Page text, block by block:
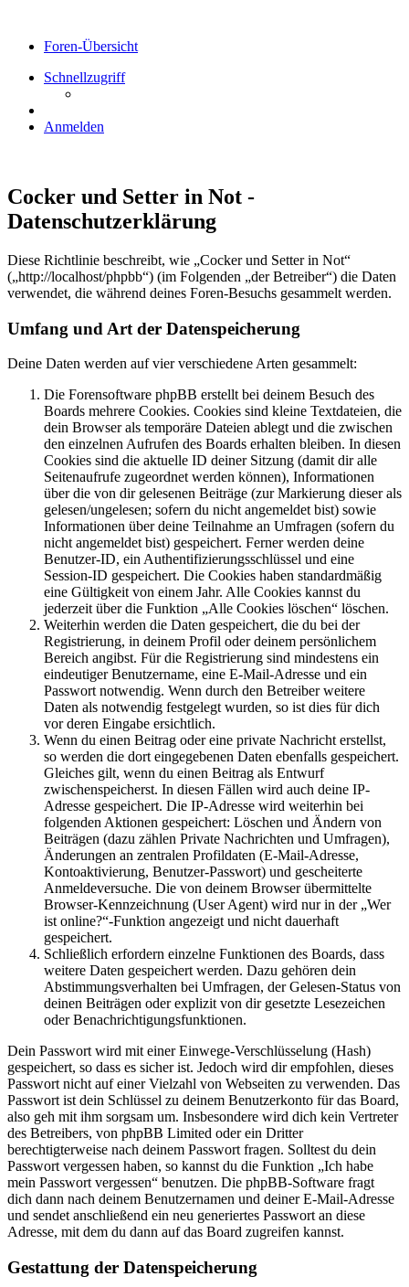
Foren-Übersicht
Schnellzugriff
Anmelden
Cocker und Setter in Not -
Datenschutzerklärung
Diese Richtlinie beschreibt, wie „Cocker und Setter in Not“
(„http://localhost/phpbb“) (im Folgenden „der Betreiber“) die Daten
verwendet, die während deines Foren-Besuchs gesammelt werden.
Umfang und Art der Datenspeicherung
Deine Daten werden auf vier verschiedene Arten gesammelt:
Die Forensoftware phpBB erstellt bei deinem Besuch des
Boards mehrere Cookies. Cookies sind kleine Textdateien, die
dein Browser als temporäre Dateien ablegt und die zwischen
den einzelnen Aufrufen des Boards erhalten bleiben. In diesen
Cookies sind die aktuelle ID deiner Sitzung (damit dir alle
Seitenaufrufe zugeordnet werden können), Informationen
über die von dir gelesenen Beiträge (zur Markierung dieser als
gelesen/ungelesen; sofern du nicht angemeldet bist) sowie
Informationen über deine Teilnahme an Umfragen (sofern du
nicht angemeldet bist) gespeichert. Ferner werden deine
Benutzer-ID, ein Authentifizierungsschlüssel und eine
Session-ID gespeichert. Die Cookies haben standardmäßig
eine Gültigkeit von einem Jahr. Alle Cookies kannst du
jederzeit über die Funktion „Alle Cookies löschen“ löschen.
Weiterhin werden die Daten gespeichert, die du bei der
Registrierung, in deinem Profil oder deinem persönlichem
Bereich angibst. Für die Registrierung sind mindestens ein
eindeutiger Benutzername, eine E-Mail-Adresse und ein
Passwort notwendig. Wenn durch den Betreiber weitere
Daten als notwendig festgelegt wurden, so ist dies für dich
vor deren Eingabe ersichtlich.
Wenn du einen Beitrag oder eine private Nachricht erstellst,
so werden die dort eingegebenen Daten ebenfalls gespeichert.
Gleiches gilt, wenn du einen Beitrag als Entwurf
zwischenspeicherst. In diesen Fällen wird auch deine IP-
Adresse gespeichert. Die IP-Adresse wird weiterhin bei
folgenden Aktionen gespeichert: Löschen und Ändern von
Beiträgen (dazu zählen Private Nachrichten und Umfragen),
Änderungen an zentralen Profildaten (E-Mail-Adresse,
Kontoaktivierung, Benutzer-Passwort) und gescheiterte
Anmeldeversuche. Die von deinem Browser übermittelte
Browser-Kennzeichnung (User Agent) wird nur in der „Wer
ist online?“-Funktion angezeigt und nicht dauerhaft
gespeichert.
Schließlich erfordern einzelne Funktionen des Boards, dass
weitere Daten gespeichert werden. Dazu gehören dein
Abstimmungsverhalten bei Umfragen, der Gelesen-Status von
deinen Beiträgen oder explizit von dir gesetzte Lesezeichen
oder Benachrichtigungsfunktionen.
Dein Passwort wird mit einer Einwege-Verschlüsselung (Hash)
gespeichert, so dass es sicher ist. Jedoch wird dir empfohlen, dieses
Passwort nicht auf einer Vielzahl von Webseiten zu verwenden. Das
Passwort ist dein Schlüssel zu deinem Benutzerkonto für das Board,
also geh mit ihm sorgsam um. Insbesondere wird dich kein Vertreter
des Betreibers, von phpBB Limited oder ein Dritter
berechtigterweise nach deinem Passwort fragen. Solltest du dein
Passwort vergessen haben, so kannst du die Funktion „Ich habe
mein Passwort vergessen“ benutzen. Die phpBB-Software fragt
dich dann nach deinem Benutzernamen und deiner E-Mail-Adresse
und sendet anschließend ein neu generiertes Passwort an diese
Adresse, mit dem du dann auf das Board zugreifen kannst.
Gestattung der Datenspeicherung